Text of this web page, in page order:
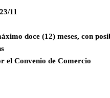
11
doce (12) meses, con
el Convenio de Comercio